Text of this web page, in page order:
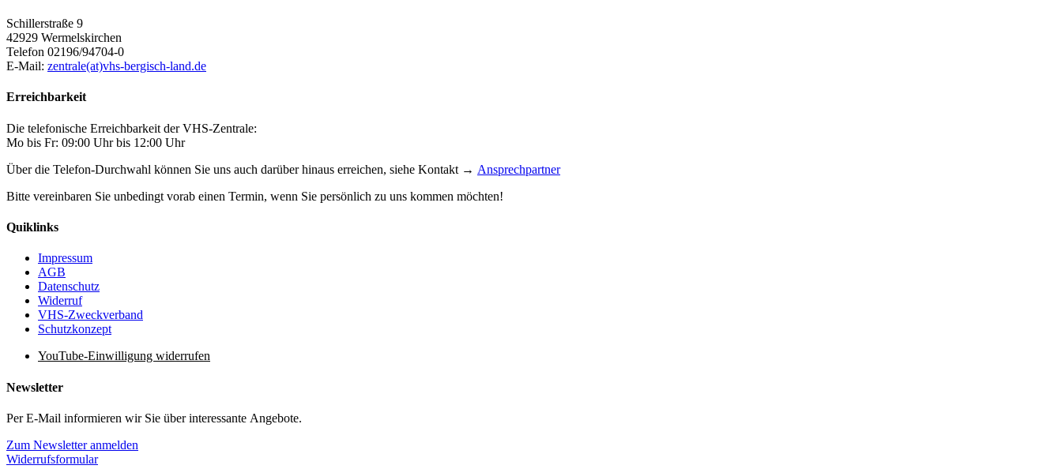
Schillerstraße 9
42929 Wermelskirchen
Telefon 02196/94704-0
E-Mail: zentrale(at)vhs-bergisch-land.de
Erreichbarkeit
Die telefonische Erreichbarkeit der VHS-Zentrale:
Mo bis Fr: 09:00 Uhr bis 12:00 Uhr
Über die Telefon-Durchwahl können Sie uns auch darüber hinaus erreichen, siehe Kontakt → Ansprechpartner
Bitte vereinbaren Sie unbedingt vorab einen Termin, wenn Sie persönlich zu uns kommen möchten!
Quiklinks
Impressum
AGB
Datenschutz
Widerruf
VHS-Zweckverband
Schutzkonzept
YouTube-Einwilligung widerrufen
Newsletter
Per E-Mail informieren wir Sie über interessante Angebote.
Zum Newsletter anmelden
Widerrufsformular